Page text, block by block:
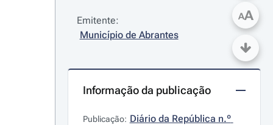
Emitente:
Município de Abrantes
Informação da publicação
Publicação: Diário da República n.º
AA